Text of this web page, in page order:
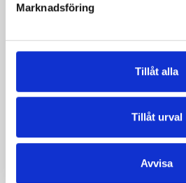
Marknadsföring
Tillåt alla
Tillåt urval
Avvisa
KRAV 500g